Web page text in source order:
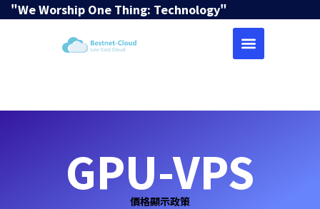
"We Worship One Thing: Technology"
GPU-VPS
價格顯示政策